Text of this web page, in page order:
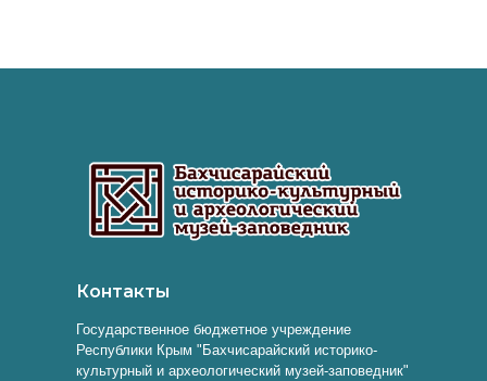
Контакты
Государственное бюджетное учреждение
Республики Крым "Бахчисарайский историко-
культурный и археологический музей-заповедник"